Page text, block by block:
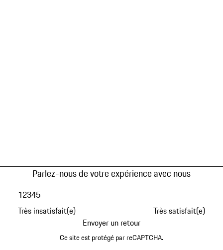
Parlez-nous de votre expérience avec nous
Très insatisfait(e)
12345
Très satisfait(e)
Envoyer un retour
Ce site est protégé par reCAPTCHA.